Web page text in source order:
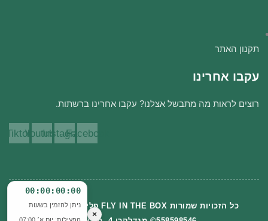
תקנון האתר
עקבו אחרינו
רוצים לראות מה מתבשל אצלנו? עקבו אחרינו ברשתות.
Facebook
Instagram
Youtube
Tiktok
כל הזכויות שמורות FLY IN THE BOX פליי שותפות מספר
×
00:00:00:00
ניתן להזמין בשעות